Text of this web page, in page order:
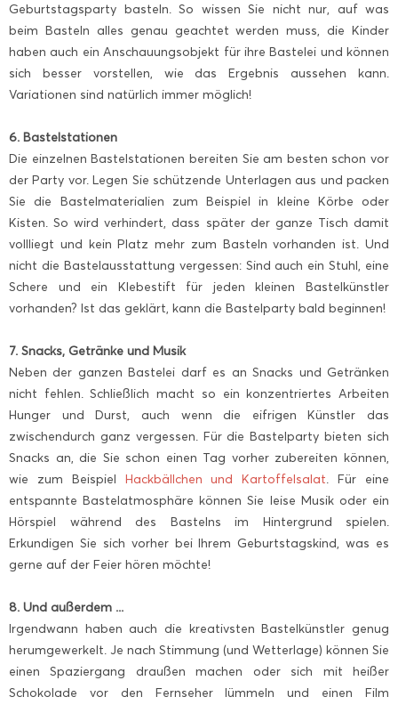
Geburtstagsparty basteln. So wissen Sie nicht nur, auf was
beim Basteln alles genau geachtet werden muss, die Kinder
haben auch ein Anschauungsobjekt für ihre Bastelei und können
sich besser vorstellen, wie das Ergebnis aussehen kann.
Variationen sind natürlich immer möglich!
6. Bastelstationen
Die einzelnen Bastelstationen bereiten Sie am besten schon vor
der Party vor. Legen Sie schützende Unterlagen aus und packen
Sie die Bastelmaterialien zum Beispiel in kleine Körbe oder
Kisten. So wird verhindert, dass später der ganze Tisch damit
vollliegt und kein Platz mehr zum Basteln vorhanden ist. Und
nicht die Bastelausstattung vergessen: Sind auch ein Stuhl, eine
Schere und ein Klebestift für jeden kleinen Bastelkünstler
vorhanden? Ist das geklärt, kann die Bastelparty bald beginnen!
7. Snacks, Getränke und Musik
Neben der ganzen Bastelei darf es an Snacks und Getränken
nicht fehlen. Schließlich macht so ein konzentriertes Arbeiten
Hunger und Durst, auch wenn die eifrigen Künstler das
zwischendurch ganz vergessen. Für die Bastelparty bieten sich
Snacks an, die Sie schon einen Tag vorher zubereiten können,
wie zum Beispiel Hackbällchen und Kartoffelsalat. Für eine
entspannte Bastelatmosphäre können Sie leise Musik oder ein
Hörspiel während des Bastelns im Hintergrund spielen.
Erkundigen Sie sich vorher bei Ihrem Geburtstagskind, was es
gerne auf der Feier hören möchte!
8. Und außerdem ...
Irgendwann haben auch die kreativsten Bastelkünstler genug
herumgewerkelt. Je nach Stimmung (und Wetterlage) können Sie
einen Spaziergang draußen machen oder sich mit heißer
Schokolade vor den Fernseher lümmeln und einen Film